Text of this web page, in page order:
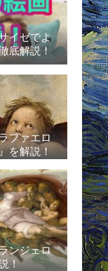
イゼでよ
底解説！
ファエロ
を解説！
ンジェロ
！